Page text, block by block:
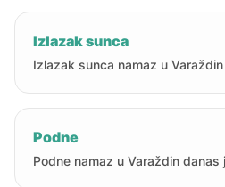
Izlazak sunca
Izlazak sunca namaz u
Podne
Podne namaz u Varaždin danas